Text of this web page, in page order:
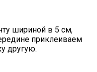
шириной в 5 см,
приклеиваем
другую.